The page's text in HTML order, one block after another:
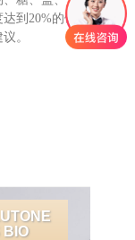
到20%的饮品、
。
BIO